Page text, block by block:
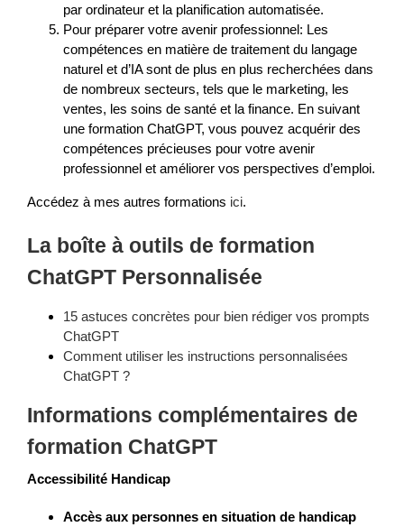
par ordinateur et la planification automatisée.
Pour préparer votre avenir professionnel: Les
compétences en matière de traitement du langage
naturel et d’IA sont de plus en plus recherchées dans
de nombreux secteurs, tels que le marketing, les
ventes, les soins de santé et la finance. En suivant
une formation ChatGPT, vous pouvez acquérir des
compétences précieuses pour votre avenir
professionnel et améliorer vos perspectives d’emploi.
Accédez à mes autres formations ici.
La boîte à outils de formation
ChatGPT Personnalisée
15 astuces concrètes pour bien rédiger vos prompts
ChatGPT
Comment utiliser les instructions personnalisées
ChatGPT ?
Informations complémentaires de
formation ChatGPT
Accessibilité Handicap
Accès aux personnes en situation de handicap